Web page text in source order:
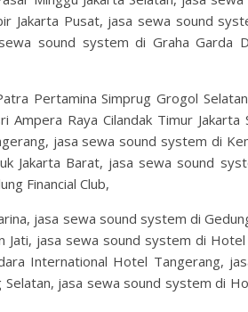
Jakarta Pusat, jasa sewa sound
sound system di Graha Garda
Pertamina Simprug Grogol
Raya Cilandak Timur Jakarta
jasa sewa sound system di
Jakarta Barat, jasa sewa sound
Financial Club,
jasa sewa sound system di
Jati, jasa sewa sound system di
International Hotel Tangerang,
jasa sewa sound system di